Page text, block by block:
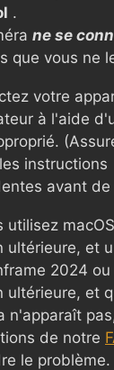
.
ne se
que vous ne
votre
à l'aide
instructions
avant de
utilisez
ultérieure, et
2024 ou
ultérieure, et
n'apparaît
de notre
le problème.